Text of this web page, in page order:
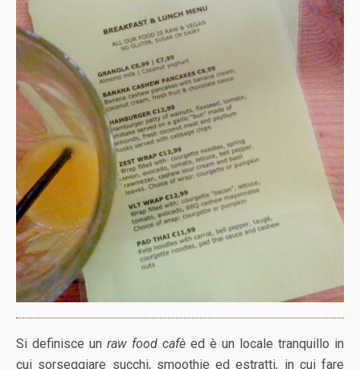
Si definisce un raw food cafè ed è un locale tranquillo in
cui sorseggiare succhi, smoothie ed estratti, in cui fare